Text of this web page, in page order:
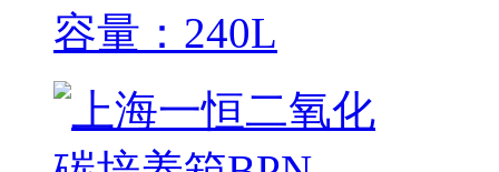
容量：240L